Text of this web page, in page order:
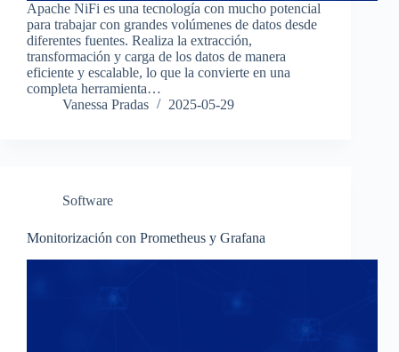
Apache NiFi es una tecnología con mucho potencial
para trabajar con grandes volúmenes de datos desde
diferentes fuentes. Realiza la extracción,
transformación y carga de los datos de manera
eficiente y escalable, lo que la convierte en una
completa herramienta…
Vanessa Pradas
2025-05-29
Software
Monitorización con Prometheus y Grafana